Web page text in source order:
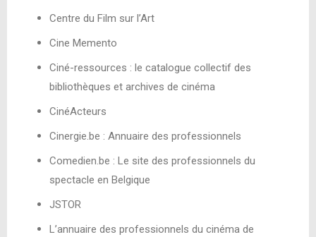
Centre du Film sur l’Art
Cine Memento
Ciné-ressources : le catalogue collectif des
bibliothèques et archives de cinéma
CinéActeurs
Cinergie.be : Annuaire des professionnels
Comedien.be : Le site des professionnels du
spectacle en Belgique
JSTOR
L’annuaire des professionnels du cinéma de